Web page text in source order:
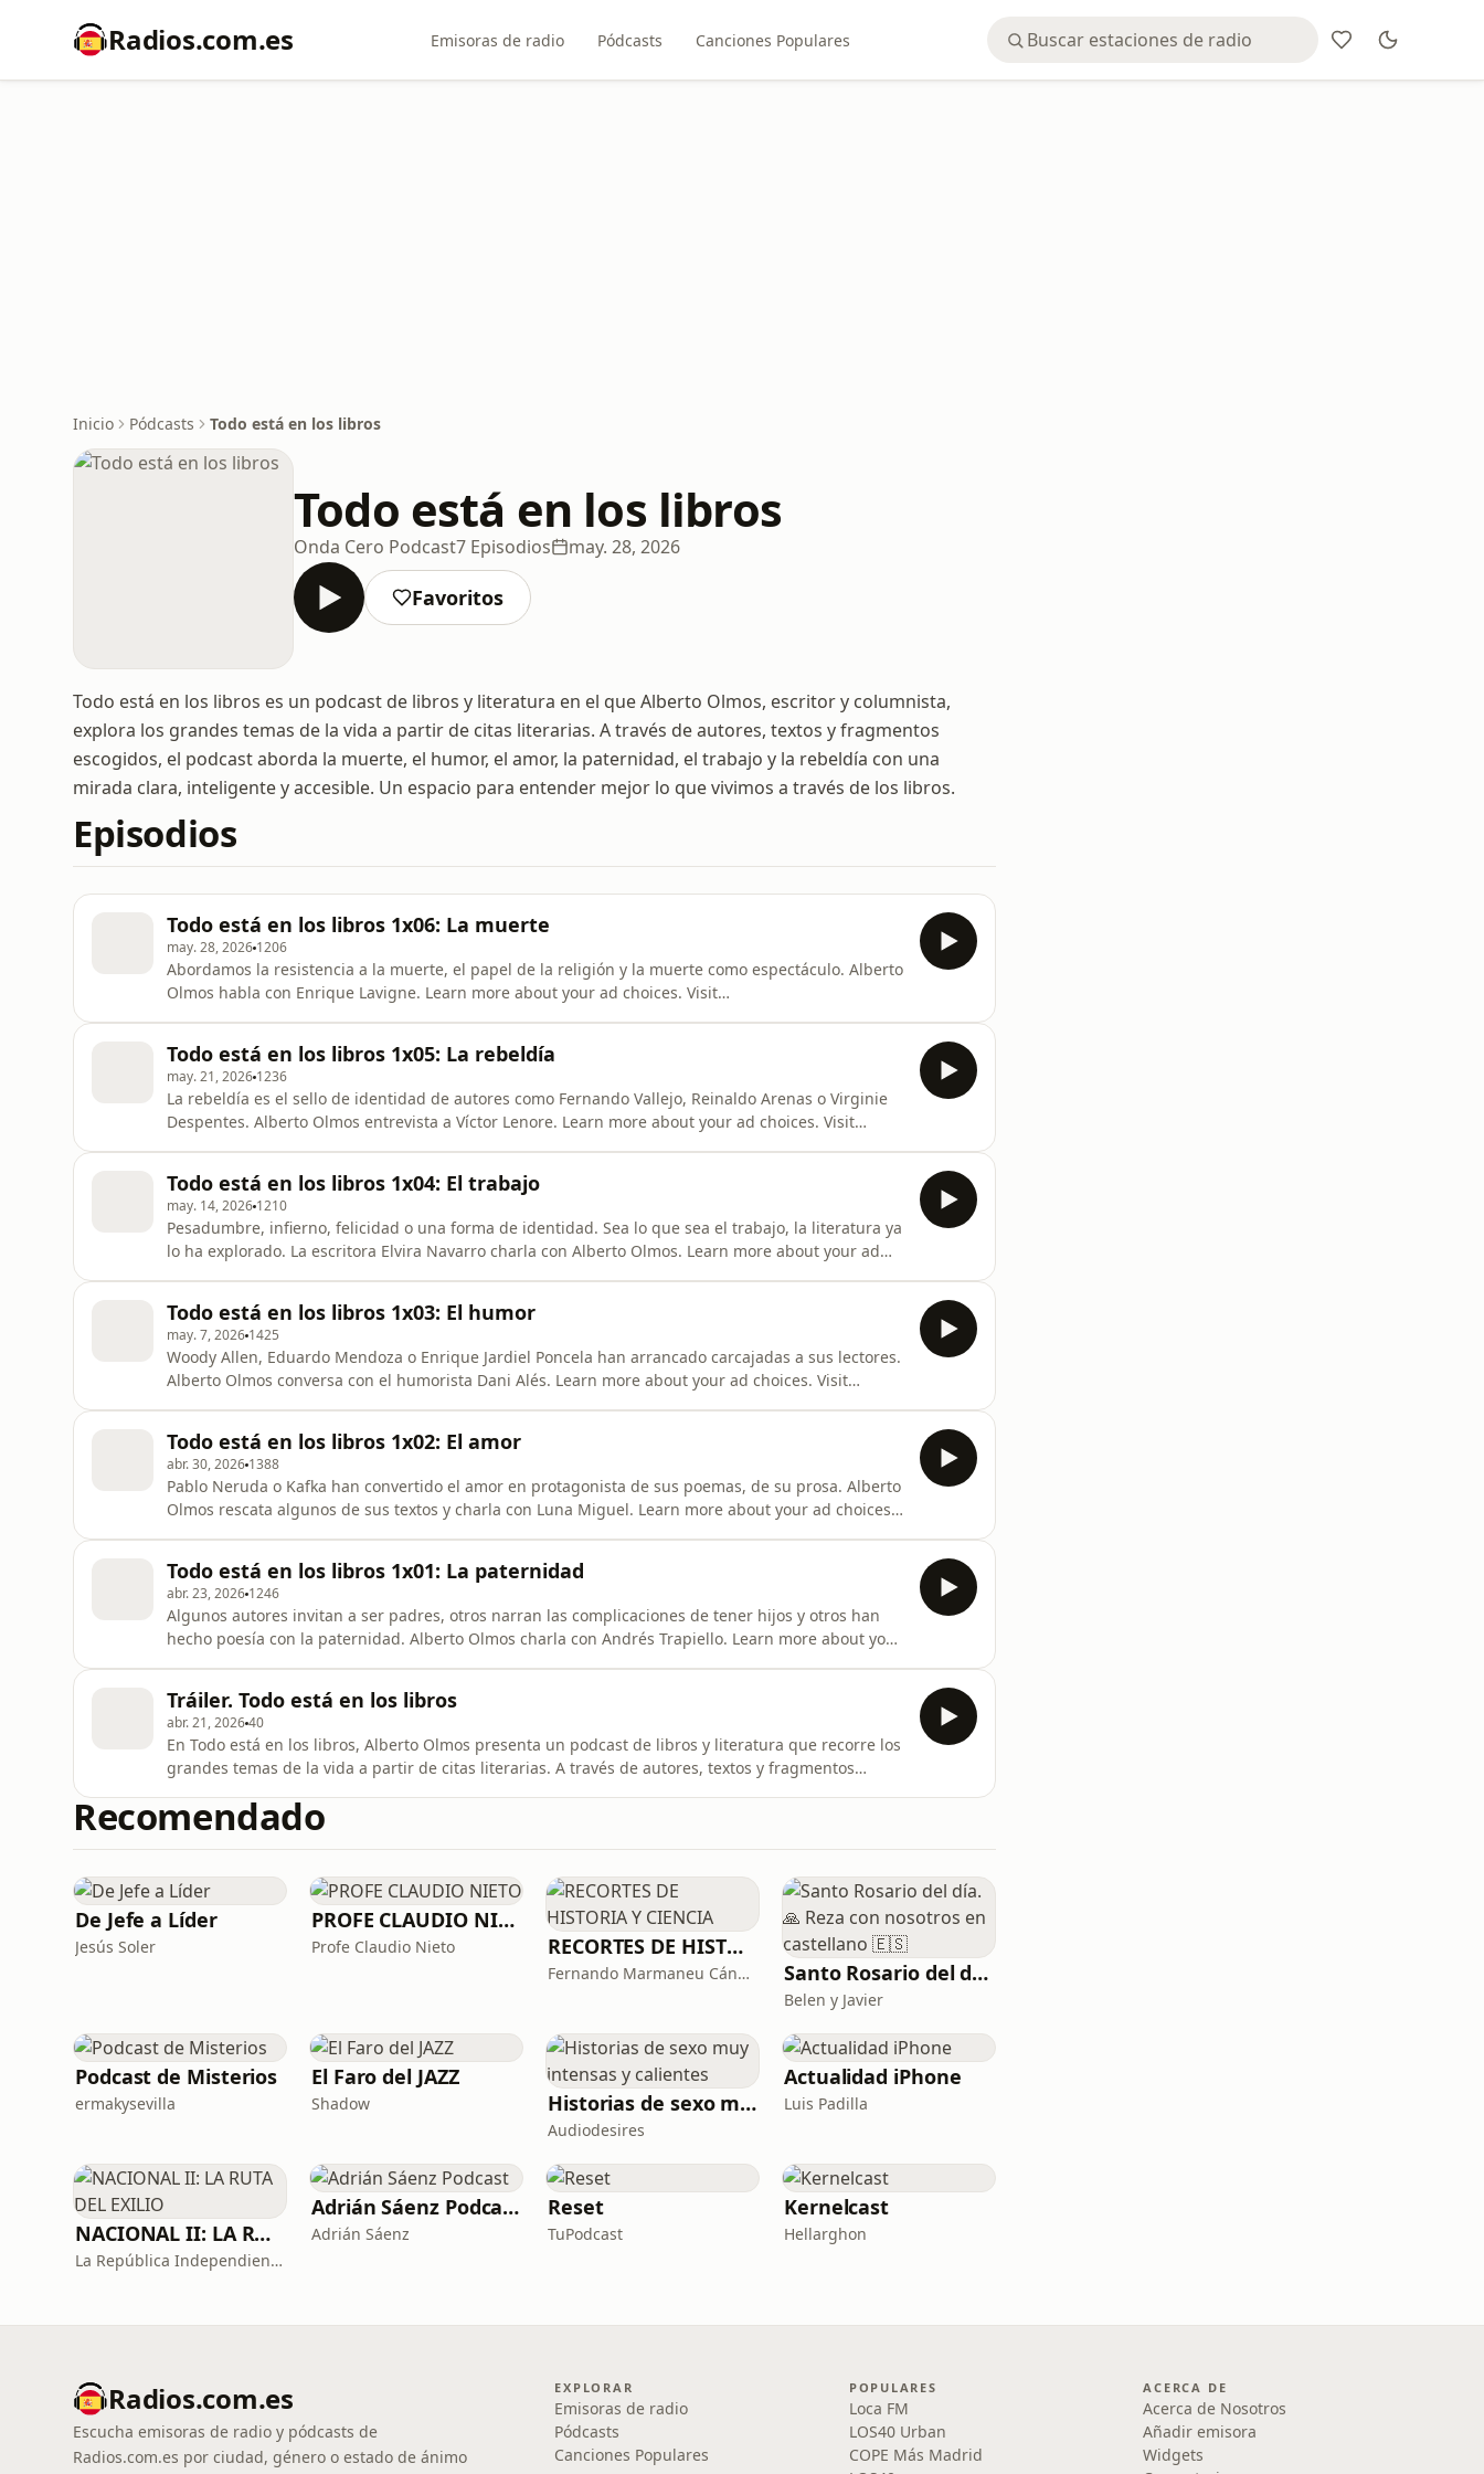
Radios.com.es Emisoras de radio Pódcasts Canciones Populares
Inicio Pódcasts Todo está en los libros
Todo está en los libros
Onda Cero Podcast7 Episodios may. 28, 2026
Favoritos
Todo está en los libros es un podcast de libros y literatura en el que Alberto Olmos, escritor y columnista,
explora los grandes temas de la vida a partir de citas literarias. A través de autores, textos y fragmentos
escogidos, el podcast aborda la muerte, el humor, el amor, la paternidad, el trabajo y la rebeldía con una
mirada clara, inteligente y accesible. Un espacio para entender mejor lo que vivimos a través de los libros.
Episodios
Todo está en los libros 1x06: La muerte
may. 28, 2026 1206
Abordamos la resistencia a la muerte, el papel de la religión y la muerte como espectáculo. Alberto
Olmos habla con Enrique Lavigne. Learn more about your ad choices. Visit
Todo está en los libros 1x05: La rebeldía
may. 21, 2026 1236
La rebeldía es el sello de identidad de autores como Fernando Vallejo, Reinaldo Arenas o Virginie
Despentes. Alberto Olmos entrevista a Víctor Lenore. Learn more about your ad choices. Visit
Todo está en los libros 1x04: El trabajo
may. 14, 2026 1210
Pesadumbre, infierno, felicidad o una forma de identidad. Sea lo que sea el trabajo, la literatura ya
lo ha explorado. La escritora Elvira Navarro charla con Alberto Olmos. Learn more about your ad
Todo está en los libros 1x03: El humor
may. 7, 2026 1425
Woody Allen, Eduardo Mendoza o Enrique Jardiel Poncela han arrancado carcajadas a sus lectores.
Alberto Olmos conversa con el humorista Dani Alés. Learn more about your ad choices. Visit
Todo está en los libros 1x02: El amor
abr. 30, 2026 1388
Pablo Neruda o Kafka han convertido el amor en protagonista de sus poemas, de su prosa. Alberto
Olmos rescata algunos de sus textos y charla con Luna Miguel. Learn more about your ad choices.
Todo está en los libros 1x01: La paternidad
abr. 23, 2026 1246
Algunos autores invitan a ser padres, otros narran las complicaciones de tener hijos y otros han
hecho poesía con la paternidad. Alberto Olmos charla con Andrés Trapiello. Learn more about your
Tráiler. Todo está en los libros
abr. 21, 202640
En Todo está en los libros, Alberto Olmos presenta un podcast de libros y literatura que recorre los
grandes temas de la vida a partir de citas literarias. A través de autores, textos y fragmentos
con una mirada clara, inteligente y accesible. Un espacio para entender mejor lo que vivimos a
través
Recomendado
De Jefe a Líder
Jesús Soler
PROFE CLAUDIO NIETO
Profe Claudio Nieto RECORTES DE HISTORIA Y CIENCIA
Fernando Marmaneu Cánovas Santo Rosario del día. 🙏 Reza con nosotros en castellano 🇪🇸
Belen y Javier
Podcast de Misterios
ermakysevilla
El Faro del JAZZ
Shadow Historias de sexo muy intensas y calientes
Audiodesires
Actualidad iPhone
Luis Padilla
NACIONAL II: LA RUTA DEL EXILIO
La República Independiente de la Radio
Adrián Sáenz Podcast
Adrián Sáenz
Reset
TuPodcast
Kernelcast
Hellarghon
Radios.com.es
Escucha emisoras de radio y pódcasts de
Radios.com.es por ciudad, género o estado de ánimo
EXPLORAR
Emisoras de radio
Pódcasts
Canciones Populares
POPULARES
Loca FM
LOS40 Urban
COPE Más Madrid
ACERCA DE
Acerca de Nosotros
Añadir emisora
Widgets